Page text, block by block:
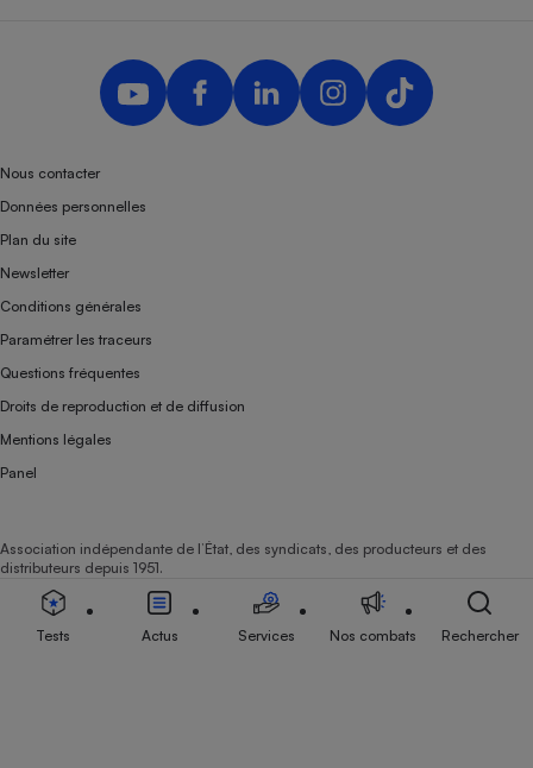
Nous contacter
Données personnelles
Plan du site
Newsletter
Conditions générales
Paramétrer les traceurs
Questions fréquentes
Droits de reproduction et de diffusion
Mentions légales
Panel
Association indépendante de l’État, des syndicats, des producteurs et des
distributeurs depuis 1951.
Tests Actus Services Nos combats Rechercher